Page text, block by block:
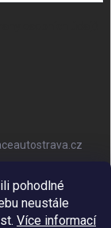
pohodlné
neustále
Více informací